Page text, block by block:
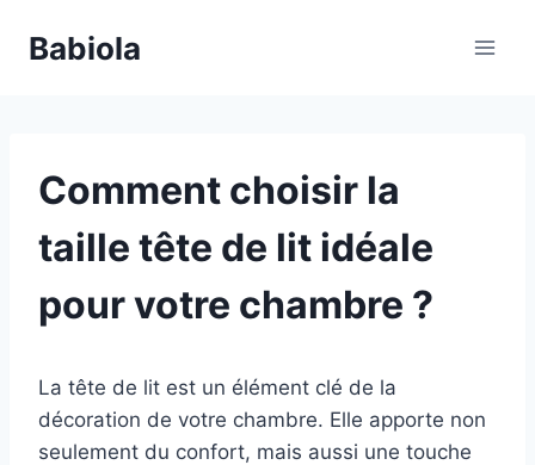
Babiola
Comment choisir la
taille tête de lit idéale
pour votre chambre ?
La tête de lit est un élément clé de la
décoration de votre chambre. Elle apporte non
seulement du confort, mais aussi une touche